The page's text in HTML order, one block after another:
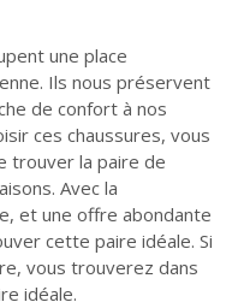
une place
Ils nous préservent
de confort à nos
ces chaussures, vous
trouver la paire de
Avec la
et une offre abondante
cette paire idéale. Si
vous trouverez dans
idéale.